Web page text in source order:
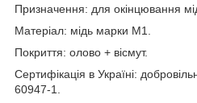
Призначення: для окінцювання
Матеріал: мідь марки М1.
Покриття: олово + вісмут.
Сертифікація в Україні:
60947-1.